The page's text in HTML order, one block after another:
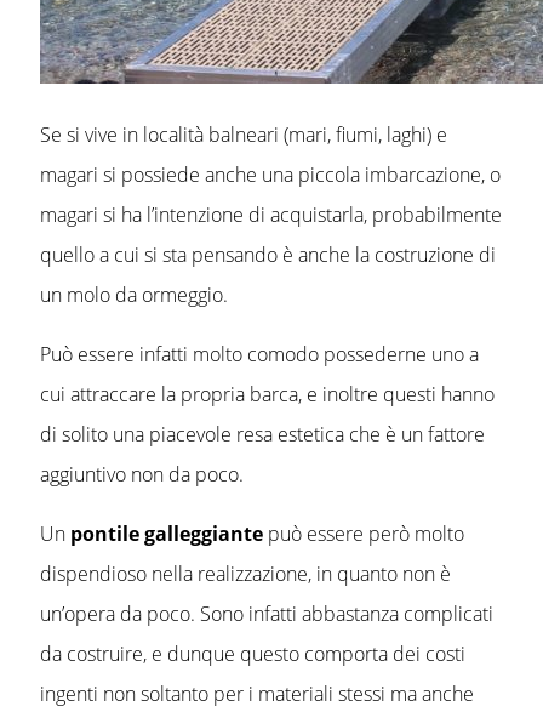
Se si vive in località balneari (mari, fiumi, laghi) e
magari si possiede anche una piccola imbarcazione, o
magari si ha l’intenzione di acquistarla, probabilmente
quello a cui si sta pensando è anche la costruzione di
un molo da ormeggio.
Può essere infatti molto comodo possederne uno a
cui attraccare la propria barca, e inoltre questi hanno
di solito una piacevole resa estetica che è un fattore
aggiuntivo non da poco.
Un pontile galleggiante può essere però molto
dispendioso nella realizzazione, in quanto non è
un’opera da poco. Sono infatti abbastanza complicati
da costruire, e dunque questo comporta dei costi
ingenti non soltanto per i materiali stessi ma anche